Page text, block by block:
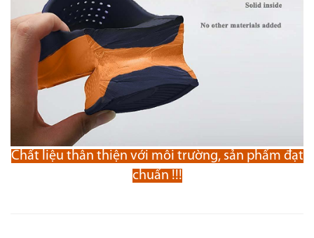
Chất liệu thân thiện với môi trường, sản phẩm đạt
chuẩn !!!